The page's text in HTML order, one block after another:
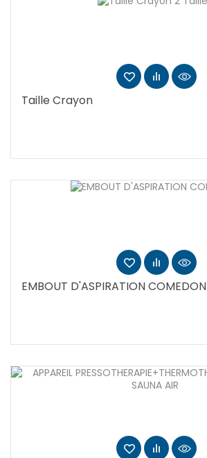
Taille Crayon
EMBOUT D'ASPIRATION COMEDON